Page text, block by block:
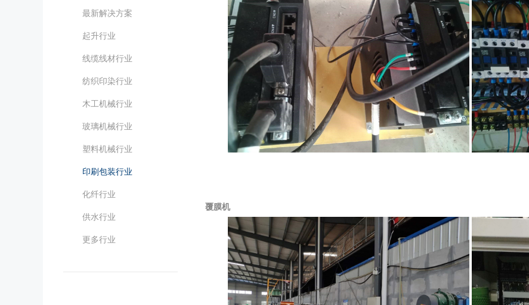
最新解决方案
起升行业
线缆线材行业
纺织印染行业
木工机械行业
玻璃机械行业
塑料机械行业
印刷包装行业
化纤行业
供水行业
更多行业
覆膜机